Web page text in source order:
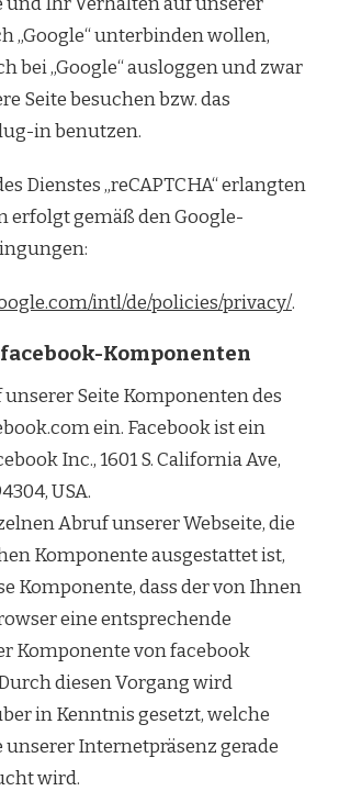
„Google“ unterbinden wollen,
bei „Google“ ausloggen und zwar
Seite besuchen bzw. das
in benutzen.
Dienstes „reCAPTCHA“ erlangten
erfolgt gemäß den Google-
intl/de/policies/privacy/.
Komponenten
unserer Seite Komponenten des
ein. Facebook ist ein
Inc., 1601 S. California Ave,
USA.
Abruf unserer Webseite, die
Komponente ausgestattet ist,
Komponente, dass der von Ihnen
eine entsprechende
Komponente von facebook
diesen Vorgang wird
in Kenntnis gesetzt, welche
unserer Internetpräsenz gerade
wird.